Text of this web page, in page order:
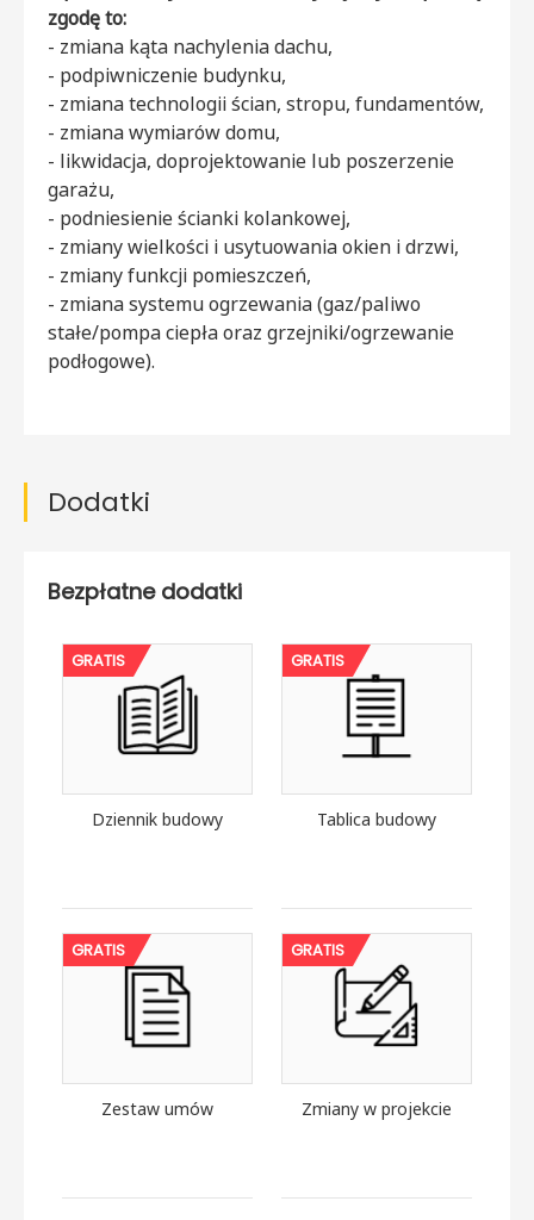
zgodę to:
- zmiana kąta nachylenia dachu,
- podpiwniczenie budynku,
- zmiana technologii ścian, stropu, fundamentów,
- zmiana wymiarów domu,
- likwidacja, doprojektowanie lub poszerzenie
garażu,
- podniesienie ścianki kolankowej,
- zmiany wielkości i usytuowania okien i drzwi,
- zmiany funkcji pomieszczeń,
- zmiana systemu ogrzewania (gaz/paliwo
stałe/pompa ciepła oraz grzejniki/ogrzewanie
podłogowe).
Dodatki
Bezpłatne dodatki
GRATIS
Dziennik budowy
GRATIS
Tablica budowy
GRATIS
Zestaw umów
GRATIS
Zmiany w projekcie